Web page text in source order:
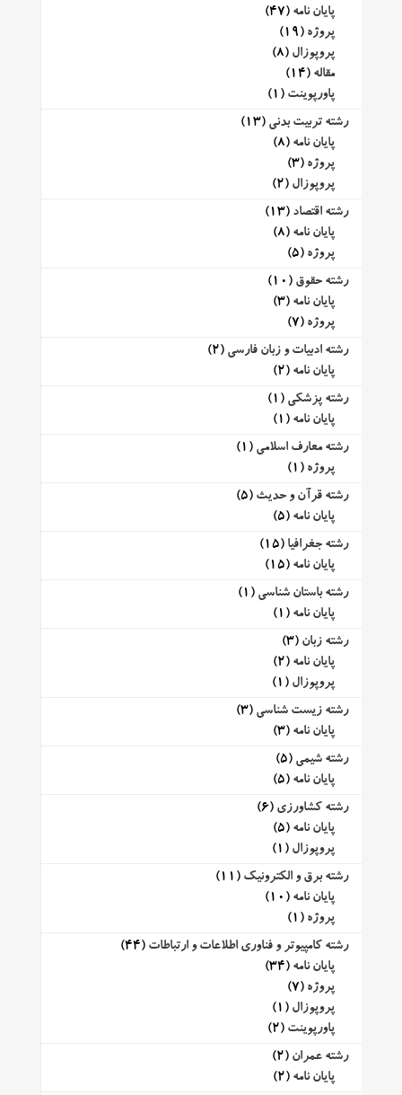
پایان نامه (47)
پروژه (19)
پروپوزال (8)
مقاله (14)
پاورپوینت (1)
رشته تربیت بدنی (13)
پایان نامه (8)
پروژه (3)
پروپوزال (2)
رشته اقتصاد (13)
پایان نامه (8)
پروژه (5)
رشته حقوق (10)
پایان نامه (3)
پروژه (7)
رشته ادبیات و زبان فارسی (2)
پایان نامه (2)
رشته پزشکی (1)
پایان نامه (1)
رشته معارف اسلامی (1)
پروژه (1)
رشته قرآن و حدیث (5)
پایان نامه (5)
رشته جغرافیا (15)
پایان نامه (15)
رشته باستان شناسی (1)
پایان نامه (1)
رشته زبان (3)
پایان نامه (2)
پروپوزال (1)
رشته زیست شناسی (3)
پایان نامه (3)
رشته شیمی (5)
پایان نامه (5)
رشته کشاورزی (6)
پایان نامه (5)
پروپوزال (1)
رشته برق و الکترونیک (11)
پایان نامه (10)
پروژه (1)
رشته کامپیوتر و فناوری اطلاعات و ارتباطات (44)
پایان نامه (34)
پروژه (7)
پروپوزال (1)
پاورپوینت (2)
رشته عمران (2)
پایان نامه (2)